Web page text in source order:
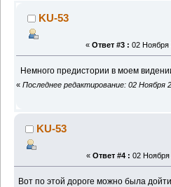
KU-53
« Ответ #3 : 02 Ноября
Немного предистории в моем
« Последнее редактирование: 02 Ноября
KU-53
« Ответ #4 : 02 Ноября
Вот по этой дороге можно была